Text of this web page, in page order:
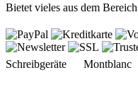
Bietet vieles aus dem
Schreibgeräte